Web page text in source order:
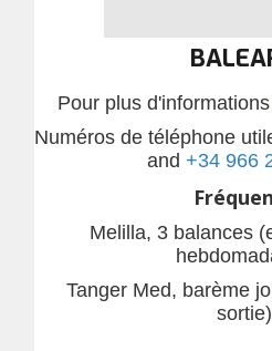
Pour plus
Numéros de téléphone
and+34 966
Melilla, 3 balances
Tanger Med, barème